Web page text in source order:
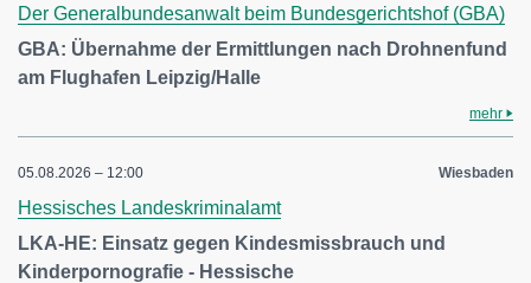
Der Generalbundesanwalt beim Bundesgerichtshof (GBA)
GBA: Übernahme der Ermittlungen nach Drohnenfund
am Flughafen Leipzig/Halle
mehr
05.08.2026 – 12:00 Wiesbaden
Hessisches Landeskriminalamt
LKA-HE: Einsatz gegen Kindesmissbrauch und
Kinderpornografie - Hessische